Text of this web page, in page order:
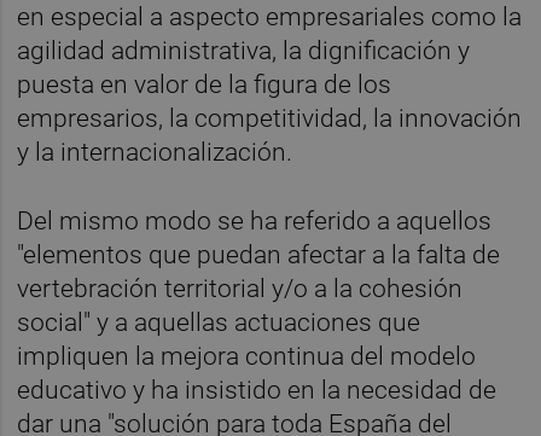
en especial a aspecto empresariales como la
agilidad administrativa, la dignificación y
puesta en valor de la figura de los
empresarios, la competitividad, la innovación
y la internacionalización.
Del mismo modo se ha referido a aquellos
"elementos que puedan afectar a la falta de
vertebración territorial y/o a la cohesión
social" y a aquellas actuaciones que
impliquen la mejora continua del modelo
educativo y ha insistido en la necesidad de
dar una "solución para toda España del